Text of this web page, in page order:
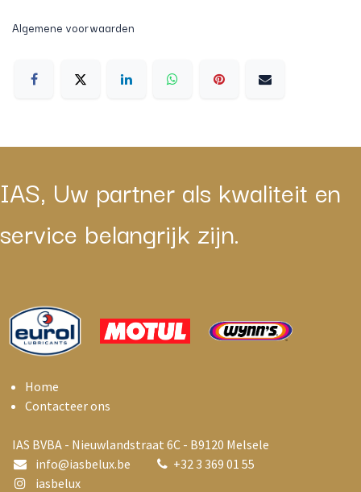
Algemene voorwaarden
IAS, Uw partner als kwaliteit en
service belangrijk zijn.
Home
Contacteer ons
IAS BVBA - Nieuwlandstraat 6C - B9120 Melsele
info@iasbelux.be +32 3 369 01 55
iasbelux